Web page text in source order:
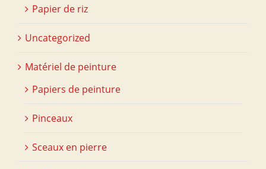
Papier de riz
Uncategorized
Matériel de peinture
Papiers de peinture
Pinceaux
Sceaux en pierre